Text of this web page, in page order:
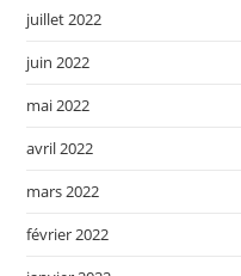
juillet 2022
juin 2022
mai 2022
avril 2022
mars 2022
février 2022